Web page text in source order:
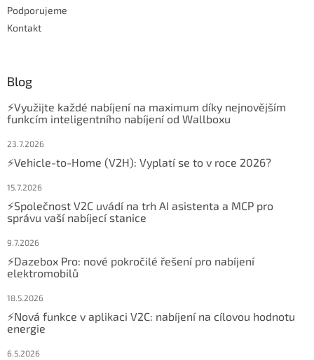
Podporujeme
Kontakt
Blog
⚡Využijte každé nabíjení na maximum díky nejnovějším
funkcím inteligentního nabíjení od Wallboxu
23.7.2026
⚡Vehicle-to-Home (V2H): Vyplatí se to v roce 2026?
15.7.2026
⚡Společnost V2C uvádí na trh AI asistenta a MCP pro
správu vaší nabíjecí stanice
9.7.2026
⚡Dazebox Pro: nové pokročilé řešení pro nabíjení
elektromobilů
18.5.2026
⚡Nová funkce v aplikaci V2C: nabíjení na cílovou hodnotu
energie
6.5.2026